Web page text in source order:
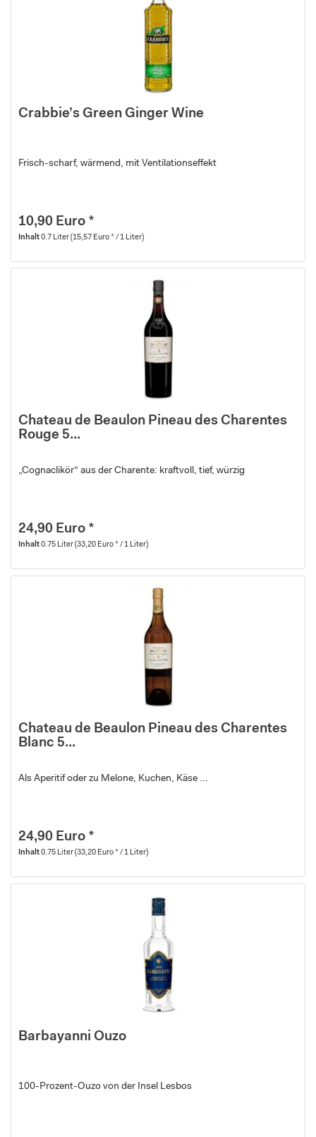
Crabbie’s Green Ginger Wine
Frisch-scharf, wärmend, mit Ventilationseffekt
10,90 Euro *
Inhalt0.7 Liter(15,57 Euro * / 1 Liter)
Chateau de Beaulon Pineau des Charentes
Rouge 5...
„Cognaclikör“ aus der Charente: kraftvoll, tief, würzig
24,90 Euro *
Inhalt0.75 Liter(33,20 Euro * / 1 Liter)
Chateau de Beaulon Pineau des Charentes
Blanc 5...
Als Aperitif oder zu Melone, Kuchen, Käse ...
24,90 Euro *
Inhalt0.75 Liter(33,20 Euro * / 1 Liter)
Barbayanni Ouzo
100-Prozent-Ouzo von der Insel Lesbos